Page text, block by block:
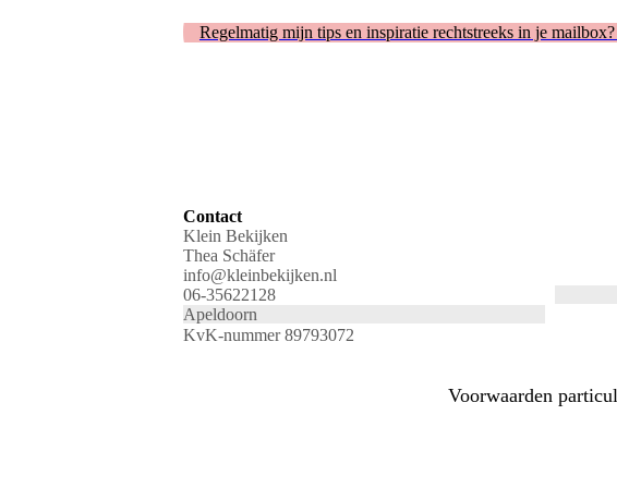
Regelmatig mijn tips en inspiratie rechtstreeks in je
Contact
Klein Bekijken
Thea Schäfer
info@kleinbekijken.nl
06-35622128
Apeldoorn
KvK-nummer 89793072
Voorwaarden